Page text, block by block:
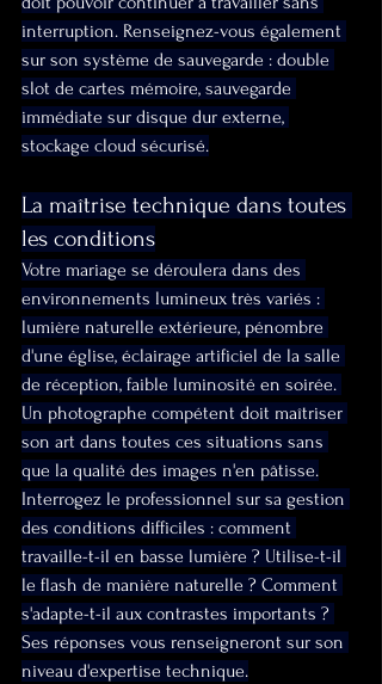
interruption. Renseignez-vous également
sur son système de sauvegarde : double
slot de cartes mémoire, sauvegarde
immédiate sur disque dur externe,
stockage cloud sécurisé.
La maîtrise technique dans toutes
les conditions
Votre mariage se déroulera dans des
environnements lumineux très variés :
lumière naturelle extérieure, pénombre
d'une église, éclairage artificiel de la salle
de réception, faible luminosité en soirée.
Un photographe compétent doit maîtriser
son art dans toutes ces situations sans
que la qualité des images n'en pâtisse.
Interrogez le professionnel sur sa gestion
des conditions difficiles : comment
travaille-t-il en basse lumière ? Utilise-t-il
le flash de manière naturelle ? Comment
s'adapte-t-il aux contrastes importants ?
Ses réponses vous renseigneront sur son
niveau d'expertise technique.